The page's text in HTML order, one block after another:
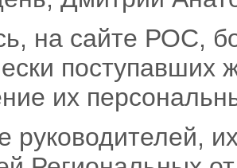
на сайте РОС,
их
руководителей,